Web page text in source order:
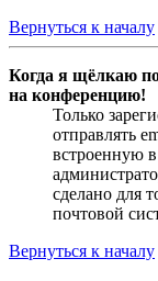
Вернуться к началу
Когда я щёлкаю
на конференцию!
Только
отправлять
встроенную
сделано для
почтовой
Вернуться к началу